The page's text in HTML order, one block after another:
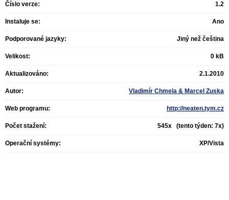
Číslo verze: 1.2
Instaluje se: Ano
Podporované jazyky: Jiný než čeština
Velikost: 0 kB
Aktualizováno: 2.1.2010
Autor: Vladimír Chmela & Marcel Zuska
Web programu: http://neaten.tym.cz
Počet stažení: 545x (tento týden: 7x)
Operační systémy: XP/Vista